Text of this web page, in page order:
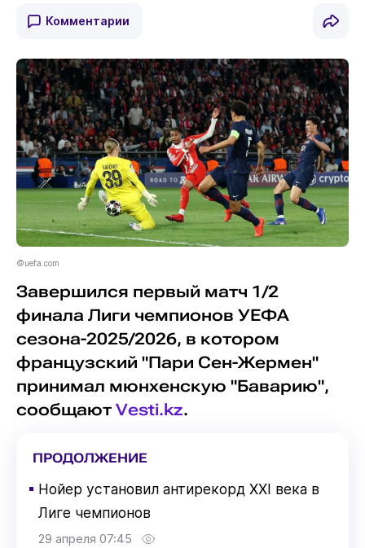
Комментарии
©uefa.com
Завершился первый матч 1/2
финала Лиги чемпионов УЕФА
сезона-2025/2026, в котором
французский "Пари Сен-Жермен"
принимал мюнхенскую "Баварию",
сообщают Vesti.kz.
ПРОДОЛЖЕНИЕ
▪ Нойер установил антирекорд XXI века в
Лиге чемпионов
29 апреля 07:45